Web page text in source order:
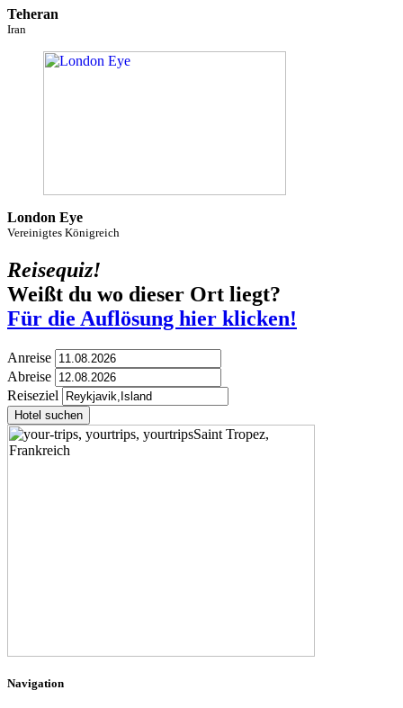
Teheran
Iran
London Eye
Vereinigtes Königreich
Reisequiz!
Weißt du wo dieser Ort liegt?
Für die Auflösung hier klicken!
Anreise
Abreise
Reiseziel
Hotel suchen
Navigation